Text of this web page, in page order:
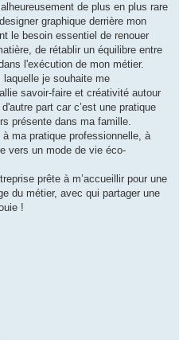
de plus en plus rare
graphique derrière mon
le besoin essentiel de renouer
de rétablir un équilibre entre
l'exécution de mon métier.
je souhaite me
savoir-faire et créativité autour
part car c’est une pratique
présente dans ma famille.
ma pratique professionnelle, à
vers un mode de vie éco-
prête à m’accueillir pour une
du métier, avec qui partager une
!